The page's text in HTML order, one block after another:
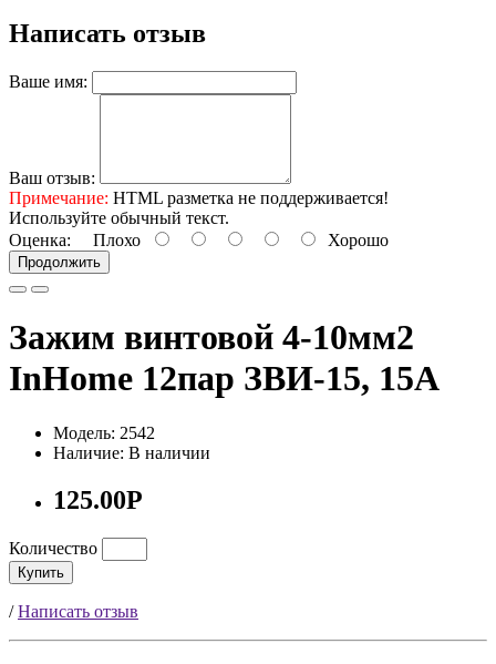
Написать отзыв
Ваше имя:
Ваш отзыв:
Примечание: HTML разметка не поддерживается!
Используйте обычный текст.
Оценка: Плохо Хорошо
Продолжить
Зажим винтовой 4-10мм2
InHome 12пар ЗВИ-15, 15А
Модель: 2542
Наличие: В наличии
125.00Р
Количество
Купить
/Написать отзыв